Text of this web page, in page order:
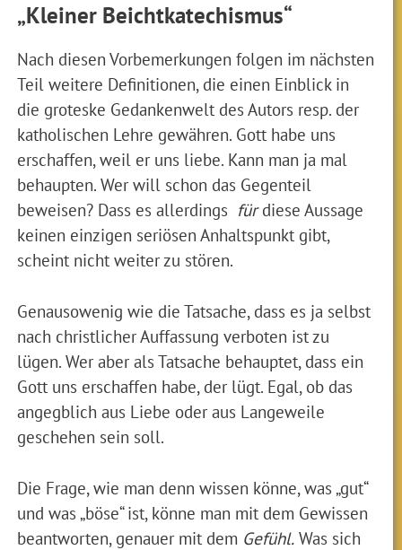
„Kleiner Beichtkatechismus“
Nach diesen Vorbemerkungen folgen im nächsten
Teil weitere Definitionen, die einen Einblick in
die groteske Gedankenwelt des Autors resp. der
katholischen Lehre gewähren. Gott habe uns
erschaffen, weil er uns liebe. Kann man ja mal
behaupten. Wer will schon das Gegenteil
beweisen? Dass es allerdings fürdiese Aussage
keinen einzigen seriösen Anhaltspunkt gibt,
scheint nicht weiter zu stören.
Genausowenig wie die Tatsache, dass es ja selbst
nach christlicher Auffassung verboten ist zu
lügen. Wer aber als Tatsache behauptet, dass ein
Gott uns erschaffen habe, der lügt. Egal, ob das
angegblich aus Liebe oder aus Langeweile
geschehen sein soll.
Die Frage, wie man denn wissen könne, was „gut“
und was „böse“ ist, könne man mit dem Gewissen
beantworten, genauer mit dem Gefühl. Was sich